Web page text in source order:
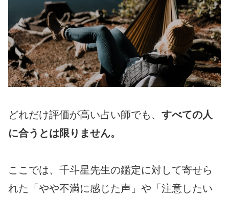
どれだけ評価が高い占い師でも、 すべての人
に合うとは限りません。
ここでは、千斗星先生の鑑定に対して寄せら
れた「やや不満に感じた声」や「注意したい